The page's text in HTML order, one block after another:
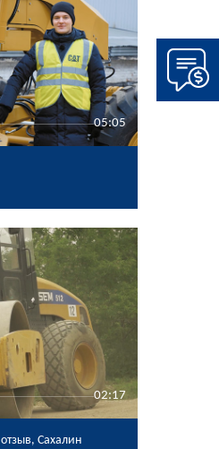
05:05
02:17
Грунтовый каток SEM512 | Честный отзыв, Сахалин